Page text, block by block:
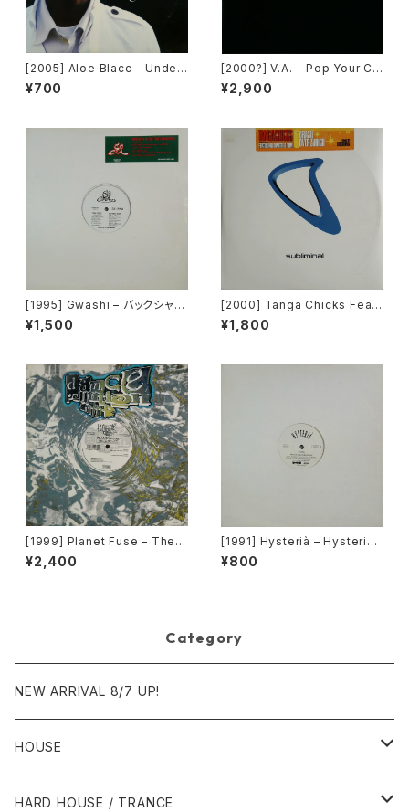
[2005] Aloe Blacc – Under
Clover Presents Ordinary
People Remix Suite [Unde
¥700
[2000?] V.A. – Pop Your Co
llar / Can't Go For That [No
t On Label][PROMO]
¥2,900
[1995] Gwashi – バックシャン
[Heavy Shit]
¥1,500
[2000] Tanga Chicks Featu
ring Dimitri & Tom – Brasil
Over Zurich [Subliminal][2
¥1,800
[1999] Planet Fuse – The R
eal Face [Dance Pollution]
¥2,400
[1991] Hysterià – Hysteria
(There's No Reason To Be
Disturbed) [T.A.O.B. Danc
¥800
Category
NEW ARRIVAL 8/7 UP!
HOUSE
1980年代
HARD HOUSE / TRANCE